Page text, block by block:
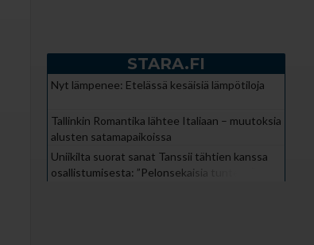
STARA.FI
Nyt lämpenee: Etelässä kesäisiä lämpötiloja
Tallinkin Romantika lähtee Italiaan – muutoksia
alusten satamapaikoissa
Uniikilta suorat sanat Tanssii tähtien kanssa
osallistumisesta: ”Pelonsekaisia tunteita”